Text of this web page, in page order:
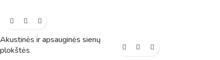
Akustinės ir apsauginės sienų
plokštės